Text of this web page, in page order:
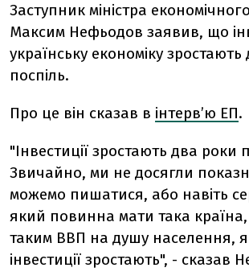
Заступник міністра
Максим Нефьодов заявив, що
українську економіку зростають
поспіль.
Про це він сказав в інтерв’ю ЕП.
"Інвестиції зростають два роки
Звичайно, ми не досягли
можемо пишатися, або навіть
який повинна мати така
таким ВВП на душу населення,
інвестиції зростають", - сказав